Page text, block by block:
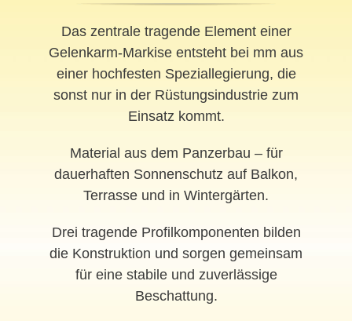
Das zentrale tragende Element einer
Gelenkarm-Markise entsteht bei mm aus
einer hochfesten Speziallegierung, die
sonst nur in der Rüstungsindustrie zum
Einsatz kommt.
Material aus dem Panzerbau – für
dauerhaften Sonnenschutz auf Balkon,
Terrasse und in Wintergärten.
Drei tragende Profilkomponenten bilden
die Konstruktion und sorgen gemeinsam
für eine stabile und zuverlässige
Beschattung.